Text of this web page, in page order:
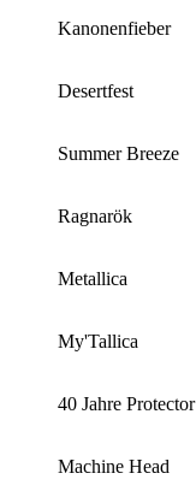
Kanonenfieber
Desertfest
Summer Breeze
Ragnarök
Metallica
My'Tallica
40 Jahre Protector
Machine Head